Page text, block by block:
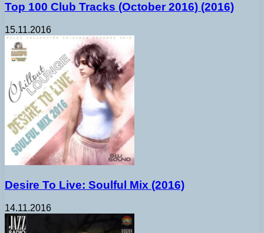
Top 100 Club Tracks (October 2016) (2016)
15.11.2016
Desire To Live: Soulful Mix (2016)
14.11.2016